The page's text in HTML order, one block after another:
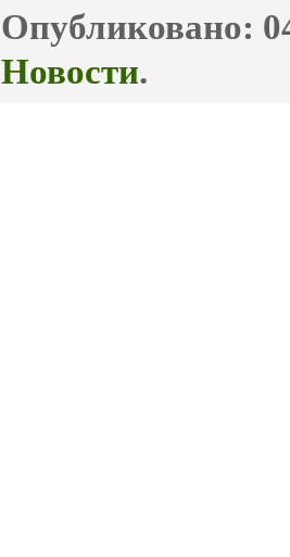
Опубликовано:
Новости.